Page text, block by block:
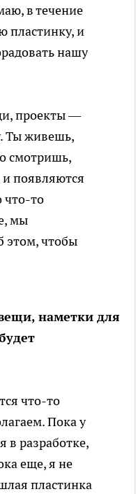
в течение
пластинку, и
нашу
проекты —
Ты живешь,
смотришь,
появляются
что-то
мы
этом, чтобы
наметки для
что-то
Пока у
в разработке,
еще, я не
пластинка